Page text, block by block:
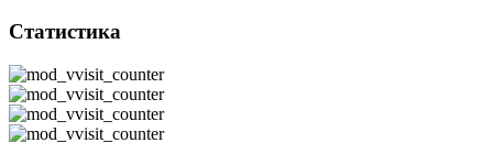
Статистика